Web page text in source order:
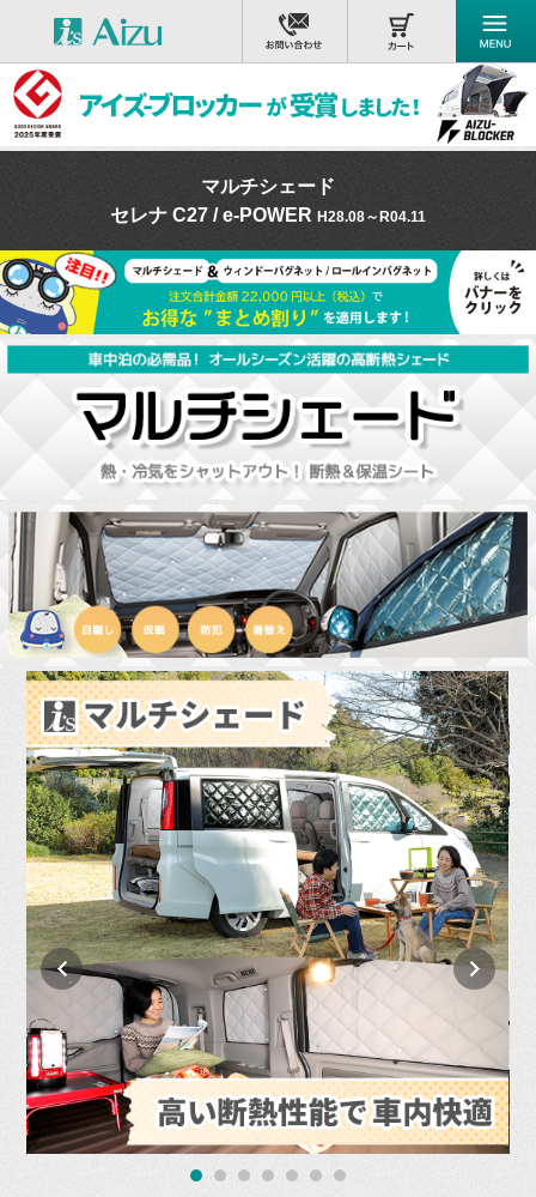
マルチシェード
セレナ C27 / e-POWER H28.08～R04.11